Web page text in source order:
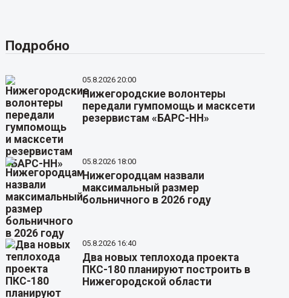
Подробно
05.8.2026 20:00
Нижегородские волонтеры
передали гумпомощь и масксети
резервистам «БАРС-НН»
05.8.2026 18:00
Нижегородцам назвали
максимальный размер
больничного в 2026 году
05.8.2026 16:40
Два новых теплохода проекта
ПКС-180 планируют построить в
Нижегородской области